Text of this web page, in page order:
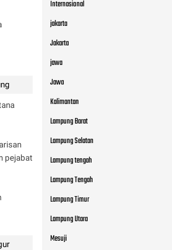
pejabat
Internasional
jakarta
Jakarta
jawa
Jawa
Kalimantan
Lampung Barat
Lampung Selatan
Lampung tengah
Lampung Tengah
Lampung Timur
Lampung Utara
Mesuji